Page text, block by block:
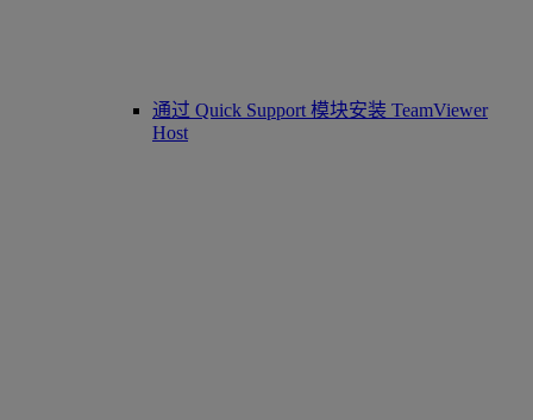
通过 Quick Support 模块安装 TeamViewer
Host